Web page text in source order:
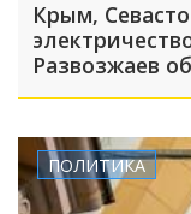
Крым,
Развозжаев
света носят
ПОЛИТИКА